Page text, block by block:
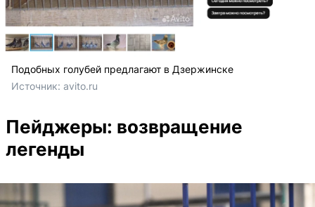
Подобных голубей предлагают в Дзержинске
Источник: avito.ru
Пейджеры: возвращение
легенды